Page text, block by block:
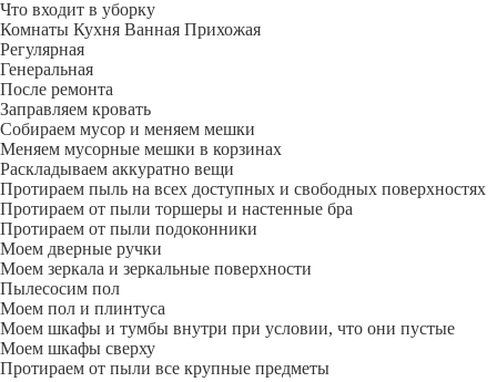
Что входит в уборку
Регу­лярная
Гене­ральная
После ремонта
Заправляем кровать
Собираем мусор и меняем мешки
Меняем мусорные мешки в корзинах
Раскладываем аккуратно вещи
Протираем пыль на всех доступных и свободных поверхностях
Протираем от пыли торшеры и настенные бра
Протираем от пыли подоконники
Моем дверные ручки
Моем зеркала и зеркальные поверхности
Пылесосим пол
Моем пол и плинтуса
Моем шкафы и тумбы внутри при условии, что они пустые
Моем шкафы сверху
Протираем от пыли все крупные предметы